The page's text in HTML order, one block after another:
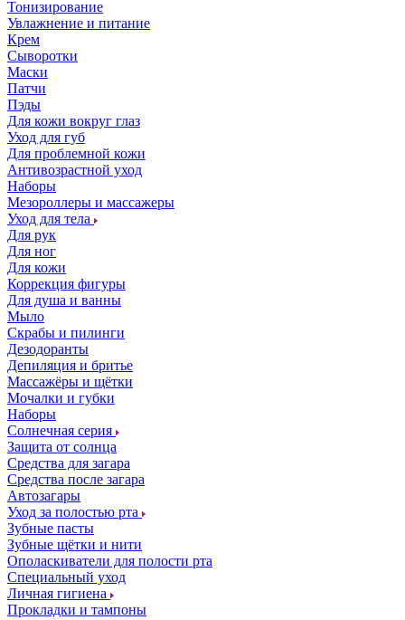
Тонизирование
Увлажнение и питание
Крем
Сыворотки
Маски
Патчи
Пэды
Для кожи вокруг глаз
Уход для губ
Для проблемной кожи
Антивозрастной уход
Наборы
Мезороллеры и массажеры
Уход для тела
Для рук
Для ног
Для кожи
Коррекция фигуры
Для душа и ванны
Мыло
Скрабы и пилинги
Дезодоранты
Депиляция и бритье
Массажёры и щётки
Мочалки и губки
Наборы
Солнечная серия
Защита от солнца
Средства для загара
Средства после загара
Автозагары
Уход за полостью рта
Зубные пасты
Зубные щётки и нити
Ополаскиватели для полости рта
Специальный уход
Личная гигиена
Прокладки и тампоны